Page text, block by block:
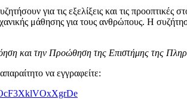
για τις εξελίξεις και τις
μάθησης για τους ανθρώπους. Η
και την Προώθηση της Επιστήμης της
να εγγραφείτε: